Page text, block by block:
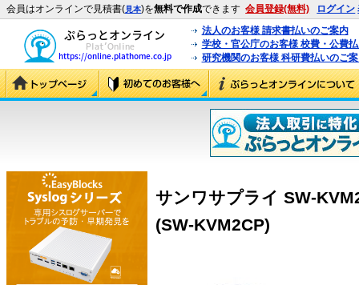
会員はオンラインで見積書(見本)を無料で作成できます 会員登録(無料) ログイン
法人のお客様 請求書払いのご案内
学校・官公庁のお客様 校費・公費
研究機関のお客様 科研費払いのご
サンワサプライ SW-
(SW-KVM2CP)